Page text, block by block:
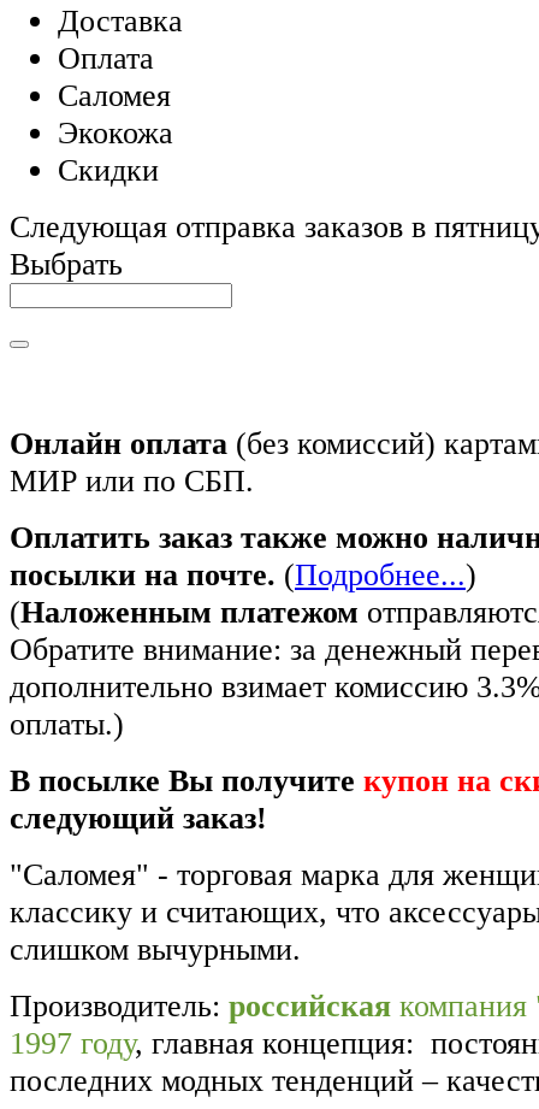
Доставка
Оплата
Саломея
Экокожа
Скидки
Следующая отправка заказов в
Выбрать
Онлайн оплата (без комиссий)
МИР или по СБП.
Оплатить заказ также можно
посылки на почте. (Подробнее...)
(Наложенным платежом
Обратите внимание: за денежный
дополнительно взимает комиссию
оплаты.)
В посылке Вы получите купон на
следующий заказ!
"Саломея" - торговая марка для
классику и считающих, что
слишком вычурными.
Производитель: российская
1997 году, главная концепция:
последних модных тенденций –